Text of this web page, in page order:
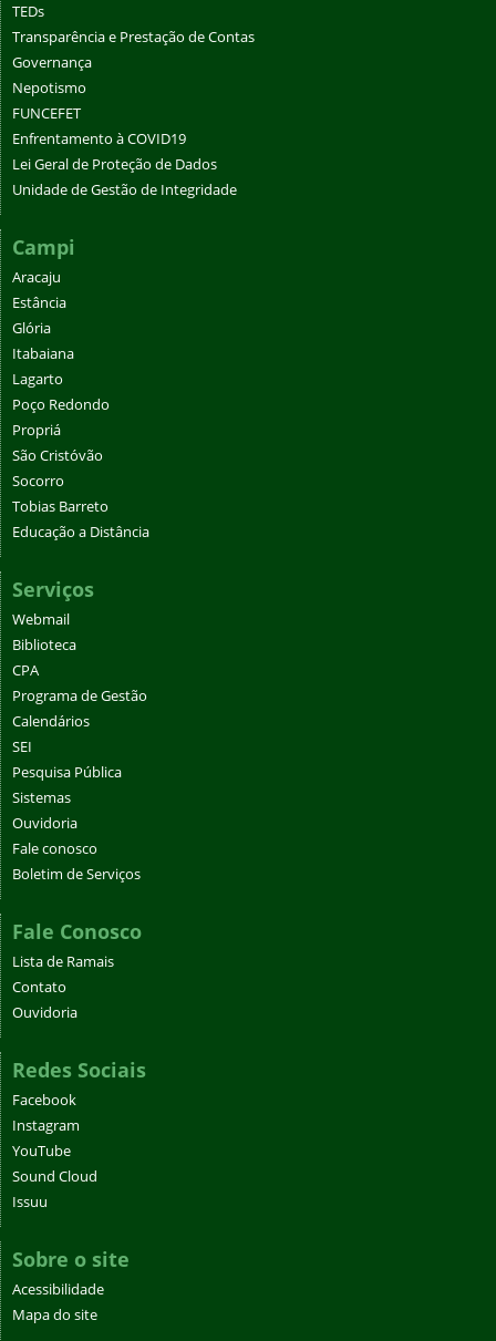
TEDs
Transparência e Prestação de Contas
Governança
Nepotismo
FUNCEFET
Enfrentamento à COVID19
Lei Geral de Proteção de Dados
Unidade de Gestão de Integridade
Campi
Aracaju
Estância
Glória
Itabaiana
Lagarto
Poço Redondo
Propriá
São Cristóvão
Socorro
Tobias Barreto
Educação a Distância
Serviços
Webmail
Biblioteca
CPA
Programa de Gestão
Calendários
SEI
Pesquisa Pública
Sistemas
Ouvidoria
Fale conosco
Boletim de Serviços
Fale Conosco
Lista de Ramais
Contato
Ouvidoria
Redes Sociais
Facebook
Instagram
YouTube
Sound Cloud
Issuu
Sobre o site
Acessibilidade
Mapa do site